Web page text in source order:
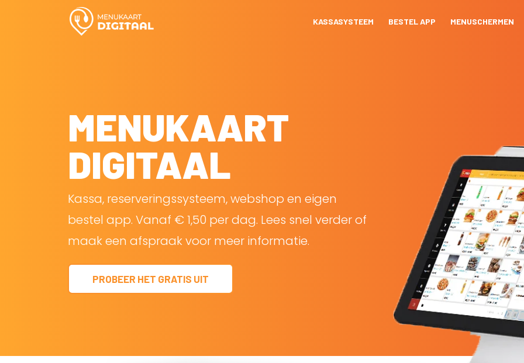
KASSASYSTEEM BESTEL APP MENUSCHERMEN
MENUKAART
DIGITAAL
Kassa, reserveringssysteem, webshop en eigen
bestel app. Vanaf € 1,50 per dag. Lees snel verder of
maak een afspraak voor meer informatie.
PROBEER HET GRATIS UIT